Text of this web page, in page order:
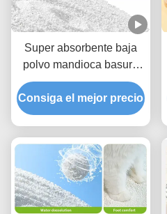
Super absorbente baja
polvo mandioca basura
de gato natural
desodorizante fórmula
fácil recoger
Consiga el mejor precio